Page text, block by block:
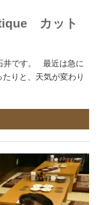
カット
井です。 最近は急に
りと、天気が変わり